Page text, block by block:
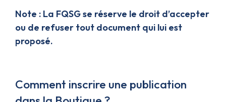
Note : La FQSG se réserve le droit d’accepter
ou de refuser tout document qui lui est
proposé.
Comment inscrire une publication